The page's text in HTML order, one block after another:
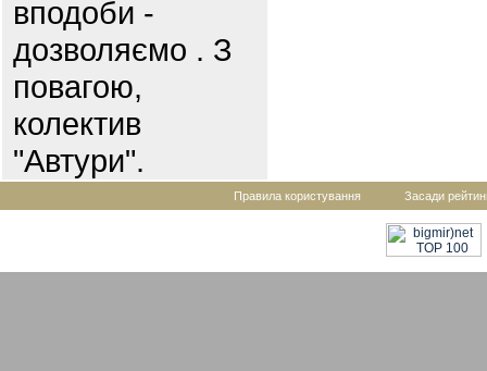
вподоби -
дозволяємо . З
повагою,
колектив
"Автури".
Правила користування Засади